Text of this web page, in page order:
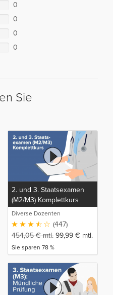
0
0
0
0
Sie
2. und 3. Staatsexamen
(M2/M3) Komplettkurs
Diverse Dozenten
(447)
454,05€mtl. 99,99 € mtl.
Sie sparen 78 %